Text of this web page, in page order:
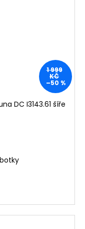
1 999
KČ
–50 %
DC I3143.61 šíře